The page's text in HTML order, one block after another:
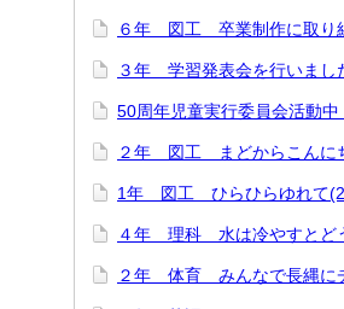
６年 図工 卒業制作に取り
３年 学習発表会を行いまし
50周年児童実行委員会活動中
２年 図工 まどからこんに
1年 図工 ひらひらゆれて
４年 理科 水は冷やすとど
２年 体育 みんなで長縄に